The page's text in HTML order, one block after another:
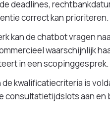
deadlines,
correct kan prioriteren.
kan de chatbot vragen
waarschijnlijk
in een scopinggesprek.
de kwalificatiecriteria is
aan en